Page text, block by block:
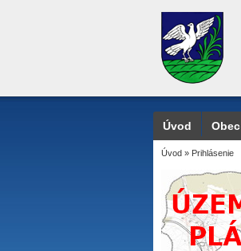
Úvod Obec
Úvod » Prihlásenie